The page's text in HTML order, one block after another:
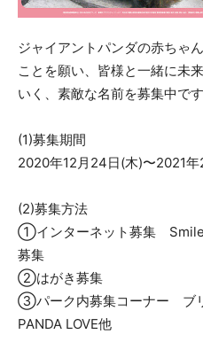
ジャイアントパンダの赤ちゃ
ことを願い、皆様と一緒に未
いく、素敵な名前を募集中です
(1)募集期間
2020年12月24日(木)〜2021
(2)募集方法
①インターネット募集
募集
②はがき募集
③パーク内募集コーナー ブリ
PANDA LOVE他